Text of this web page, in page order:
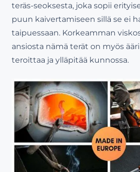
teräs-seoksesta, joka sopii
puun kaivertamiseen sillä se ei
taipuessaan. Korkeamman
ansiosta nämä terät on myös
teroittaa ja ylläpitää kunnossa.